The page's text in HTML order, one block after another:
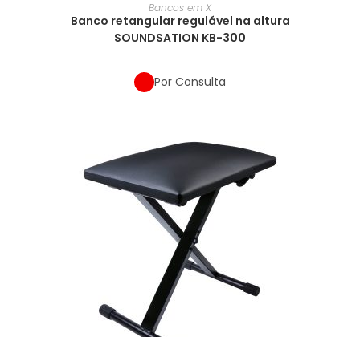
Bancos em X
Banco retangular regulável na altura
SOUNDSATION KB-300
Por Consulta